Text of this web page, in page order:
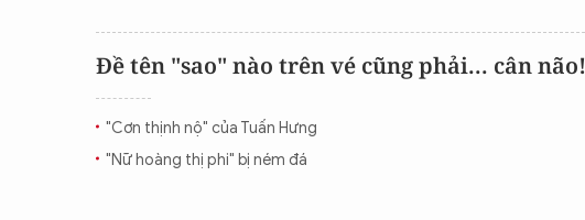
Đề tên "sao" nào trên vé cũng phải... cân não!
"Cơn thịnh nộ" của Tuấn Hưng
"Nữ hoàng thị phi" bị ném đá